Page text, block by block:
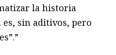
la historia
sin aditivos, pero